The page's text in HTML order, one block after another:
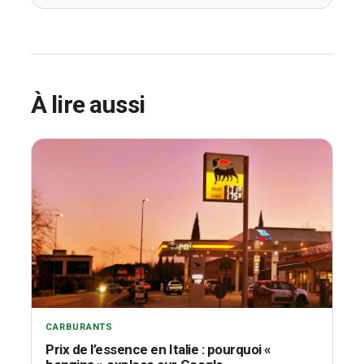
À lire aussi
CARBURANTS
Prix de l’essence en Italie : pourquoi «